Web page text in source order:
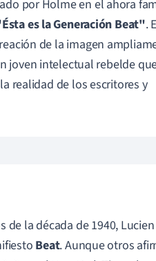
por Holme en el ahora
es la Generación Beat".
de la imagen
joven intelectual rebelde
realidad de los escritores y
la década de 1940, Lucien
Beat. Aunque otros